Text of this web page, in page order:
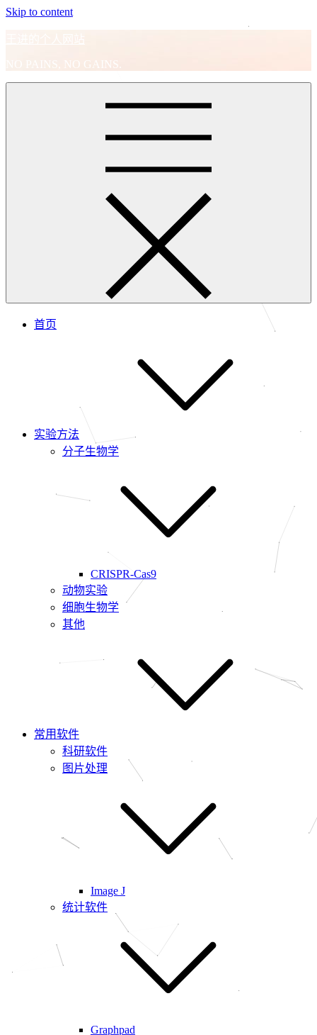
Skip to content
王进的个人网站
NO PAINS, NO GAINS.
首页
实验方法
分子生物学
CRISPR-Cas9
动物实验
细胞生物学
其他
常用软件
科研软件
图片处理
Image J
统计软件
Graphpad